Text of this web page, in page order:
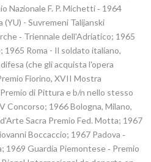
Nazionale F. P. Michetti ‑ 1964
(YU) - Suvremeni Talijanski
‑ Triennale dell'Adriatico; 1965
1965 Roma - Il soldato italiano,
(che gli acquista l'opera
Fiorino, XVII Mostra
di Pittura e b/n nello stesso
Concorso; 1966 Bologna, Milano,
Sacra Premio Fed. Motta; 1967
Boccaccio; 1967 Padova ‑
Guardia Piemontese ‑ Premio